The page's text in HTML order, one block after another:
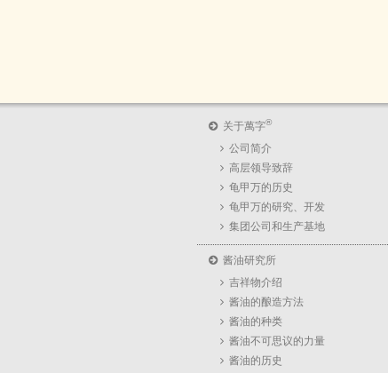
关于萬字®
公司简介
高层领导致辞
龟甲万的历史
龟甲万的研究、开发
集团公司和生产基地
酱油研究所
吉祥物介绍
酱油的酿造方法
酱油的种类
酱油不可思议的力量
酱油的历史